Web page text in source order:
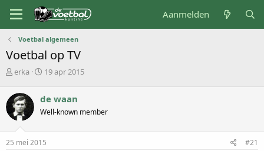
Aanmelden
Voetbal algemeen
Voetbal op TV
O
d
e
r
w
e
erka
S
r
t
a
t
19 apr 2015
de waan
Well-known member
25 mei 2015 #21